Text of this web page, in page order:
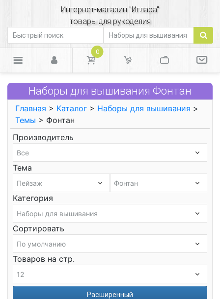
Интернет-магазин "Иглара"
товары для рукоделия
0
Наборы для вышивания Фонтан
Главная > Каталог > Наборы для вышивания >
Темы > Фонтан
Производитель
Тема
Категория
Сортировать
Товаров на стр.
Расширенный